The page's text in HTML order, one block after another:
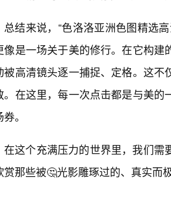
总结来说，“色洛洛亚洲色图精选
像是一场关于美的修行。在它构
被高清镜头逐一捕捉、定格。这
。在这里，每一次点击都是与美
。
在这个充满压力的世界里，我们需
赏那些被🤔光影雕琢过的、真实而